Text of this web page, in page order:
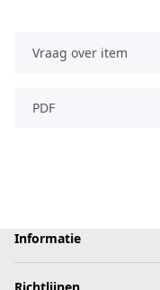
Vraag over item
PDF
Informatie